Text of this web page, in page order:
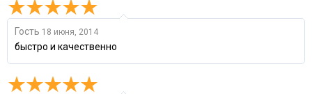
Гость 18 июня, 2014
быстро и качественно